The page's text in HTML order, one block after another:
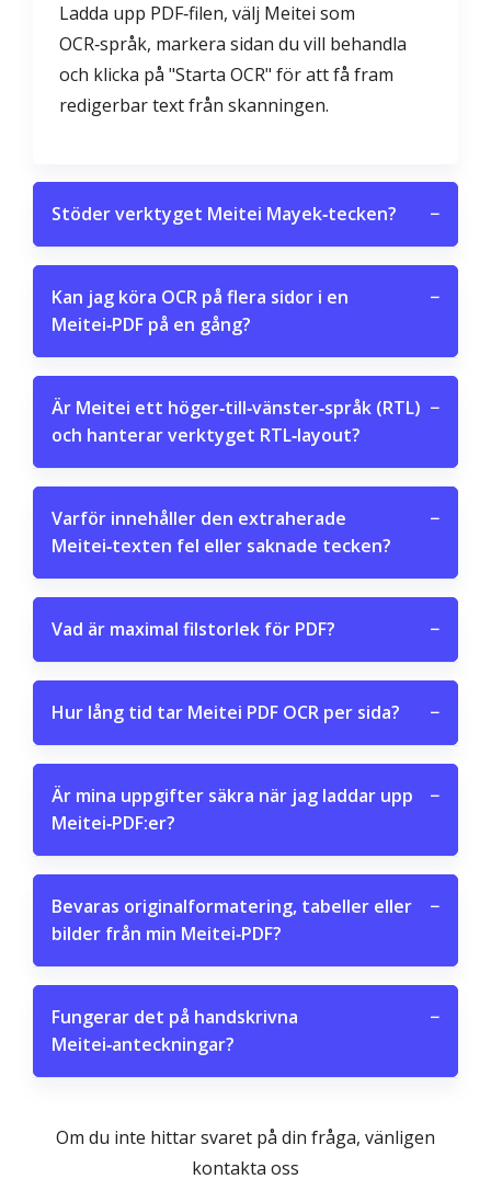
Ladda upp PDF‑filen, välj Meitei som
OCR‑språk, markera sidan du vill behandla
och klicka på "Starta OCR" för att få fram
redigerbar text från skanningen.
Stöder verktyget Meitei Mayek‑tecken? −
Kan jag köra OCR på flera sidor i en
Meitei‑PDF på en gång?
−
Är Meitei ett höger‑till‑vänster‑språk (RTL)
och hanterar verktyget RTL‑layout?
−
Varför innehåller den extraherade
Meitei‑texten fel eller saknade tecken?
−
Vad är maximal filstorlek för PDF? −
Hur lång tid tar Meitei PDF OCR per sida? −
Är mina uppgifter säkra när jag laddar upp
Meitei‑PDF:er?
−
Bevaras originalformatering, tabeller eller
bilder från min Meitei‑PDF?
−
Fungerar det på handskrivna
Meitei‑anteckningar?
−
Om du inte hittar svaret på din fråga, vänligen
kontakta oss